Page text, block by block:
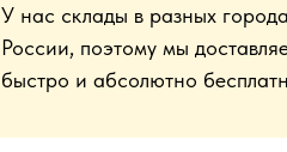
У нас склады в разных
России, поэтому мы
быстро и абсолютно